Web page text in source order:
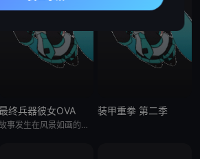
终兵器彼女OVA
故事发生在风景如画的北海道小樽市，性格胆小懦弱的千濑（折笠富美子 配音）喜欢上了稳重可靠的修次（石母田史朗 配音），鼓起勇气告白之后，两人走到了一起，并且开始交换日记。某日，神秘的敌人出现在了札幌市.
装甲重拳 第二季